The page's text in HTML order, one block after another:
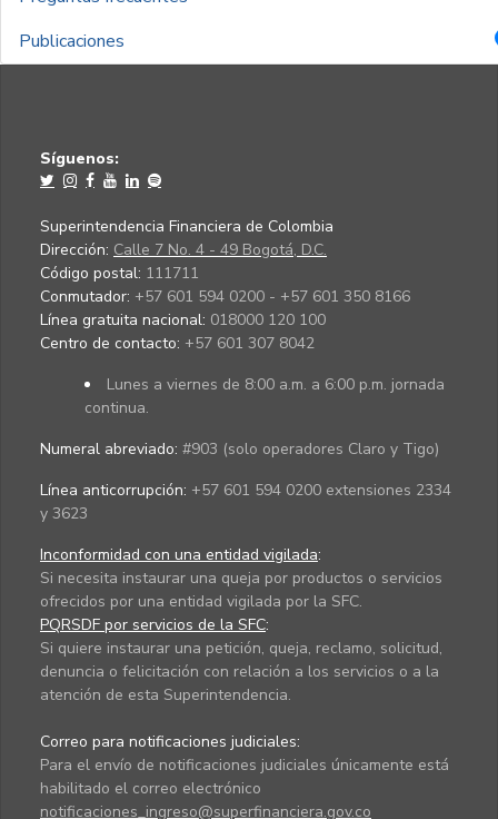
Publicaciones
Síguenos:
Superintendencia Financiera de Colombia
Dirección: Calle 7 No. 4 - 49 Bogotá, D.C.
Código postal: 111711
Conmutador: +57 601 594 0200 - +57 601 350 8166
Línea gratuita nacional: 018000 120 100
Centro de contacto: +57 601 307 8042
Lunes a viernes de 8:00 a.m. a 6:00 p.m. jornada
continua.
Numeral abreviado: #903 (solo operadores Claro y Tigo)
Línea anticorrupción: +57 601 594 0200 extensiones 2334
y 3623
Inconformidad con una entidad vigilada:
Si necesita instaurar una queja por productos o servicios
ofrecidos por una entidad vigilada por la SFC.
PQRSDF por servicios de la SFC:
Si quiere instaurar una petición, queja, reclamo, solicitud,
denuncia o felicitación con relación a los servicios o a la
atención de esta Superintendencia.
Correo para notificaciones judiciales:
Para el envío de notificaciones judiciales únicamente está
habilitado el correo electrónico
notificaciones_ingreso@superfinanciera.gov.co